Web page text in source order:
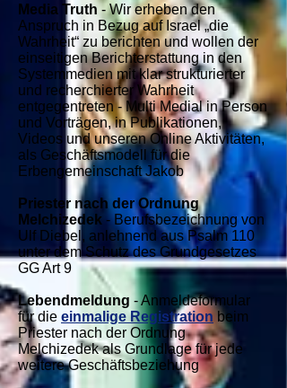
Media Truth- Wir erheben den
Anspruch in Bezug auf Israel „die
Wahrheit“ zu berichten und wollen der
einseitigen Berichterstattung in den
Systemmedien mit klar strukturierter
und recherchierter Wahrheit
entgegentreten - Multi Medial in Person
und Vorträgen, in Publikationen,
Videos und unseren Online Aktivitäten,
als Geschäftsmodell für die
Erbengemeinschaft Jakob
Priester nach der Ordnung
Melchizedek - Berufsbezeichnung von
Ulf Diebel, anlehnend aus Psalm 110
unter dem Schutz des Grundgesetzes
GG Art 9
Lebendmeldung - Anmeldeformular
für die einmalige Registration beim
Priester nach der Ordnung
Melchizedek als Grundlage für jede
weitere Geschäftsbeziehung